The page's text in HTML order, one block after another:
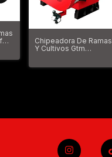
Chipeadora De Ramas
Y Cultivos Gtm